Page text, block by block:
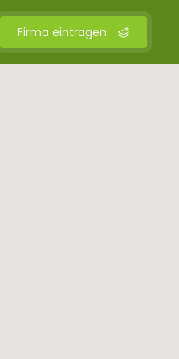
Firma eintragen